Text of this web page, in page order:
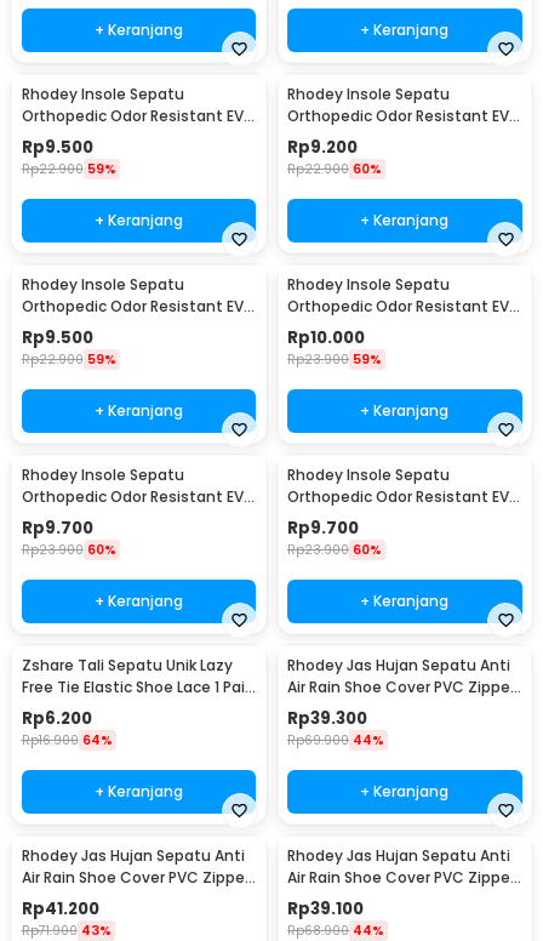
+ Keranjang + Keranjang
Rhodey Insole Sepatu
Orthopedic Odor Resistant EVA
Foam 37 - Y3Y27
Rp9.500
Rp22.900 59%
+ Keranjang
Rhodey Insole Sepatu
Orthopedic Odor Resistant EVA
Foam 38 - Y3Y27
Rp9.200
Rp22.900 60%
+ Keranjang
Rhodey Insole Sepatu
Orthopedic Odor Resistant EVA
Foam 39 - Y3Y27
Rp9.500
Rp22.900 59%
+ Keranjang
Rhodey Insole Sepatu
Orthopedic Odor Resistant EVA
Foam 40 - Y3Y27
Rp10.000
Rp23.900 59%
+ Keranjang
Rhodey Insole Sepatu
Orthopedic Odor Resistant EVA
Foam 41 - Y3Y27
Rp9.700
Rp23.900 60%
+ Keranjang
Rhodey Insole Sepatu
Orthopedic Odor Resistant EVA
Foam 42 - Y3Y27
Rp9.700
Rp23.900 60%
+ Keranjang
Zshare Tali Sepatu Unik Lazy
Free Tie Elastic Shoe Lace 1 Pair
- T10
Rp6.200
Rp16.900 64%
+ Keranjang
Rhodey Jas Hujan Sepatu Anti
Air Rain Shoe Cover PVC Zipper
Reflector XL - H-212
Rp39.300
Rp69.900 44%
+ Keranjang
Rhodey Jas Hujan Sepatu Anti
Air Rain Shoe Cover PVC Zipper
Reflector S - H-212
Rp41.200
Rp71.900 43%
Rhodey Jas Hujan Sepatu Anti
Air Rain Shoe Cover PVC Zipper
Reflector M - H-212
Rp39.100
Rp68.900 44%